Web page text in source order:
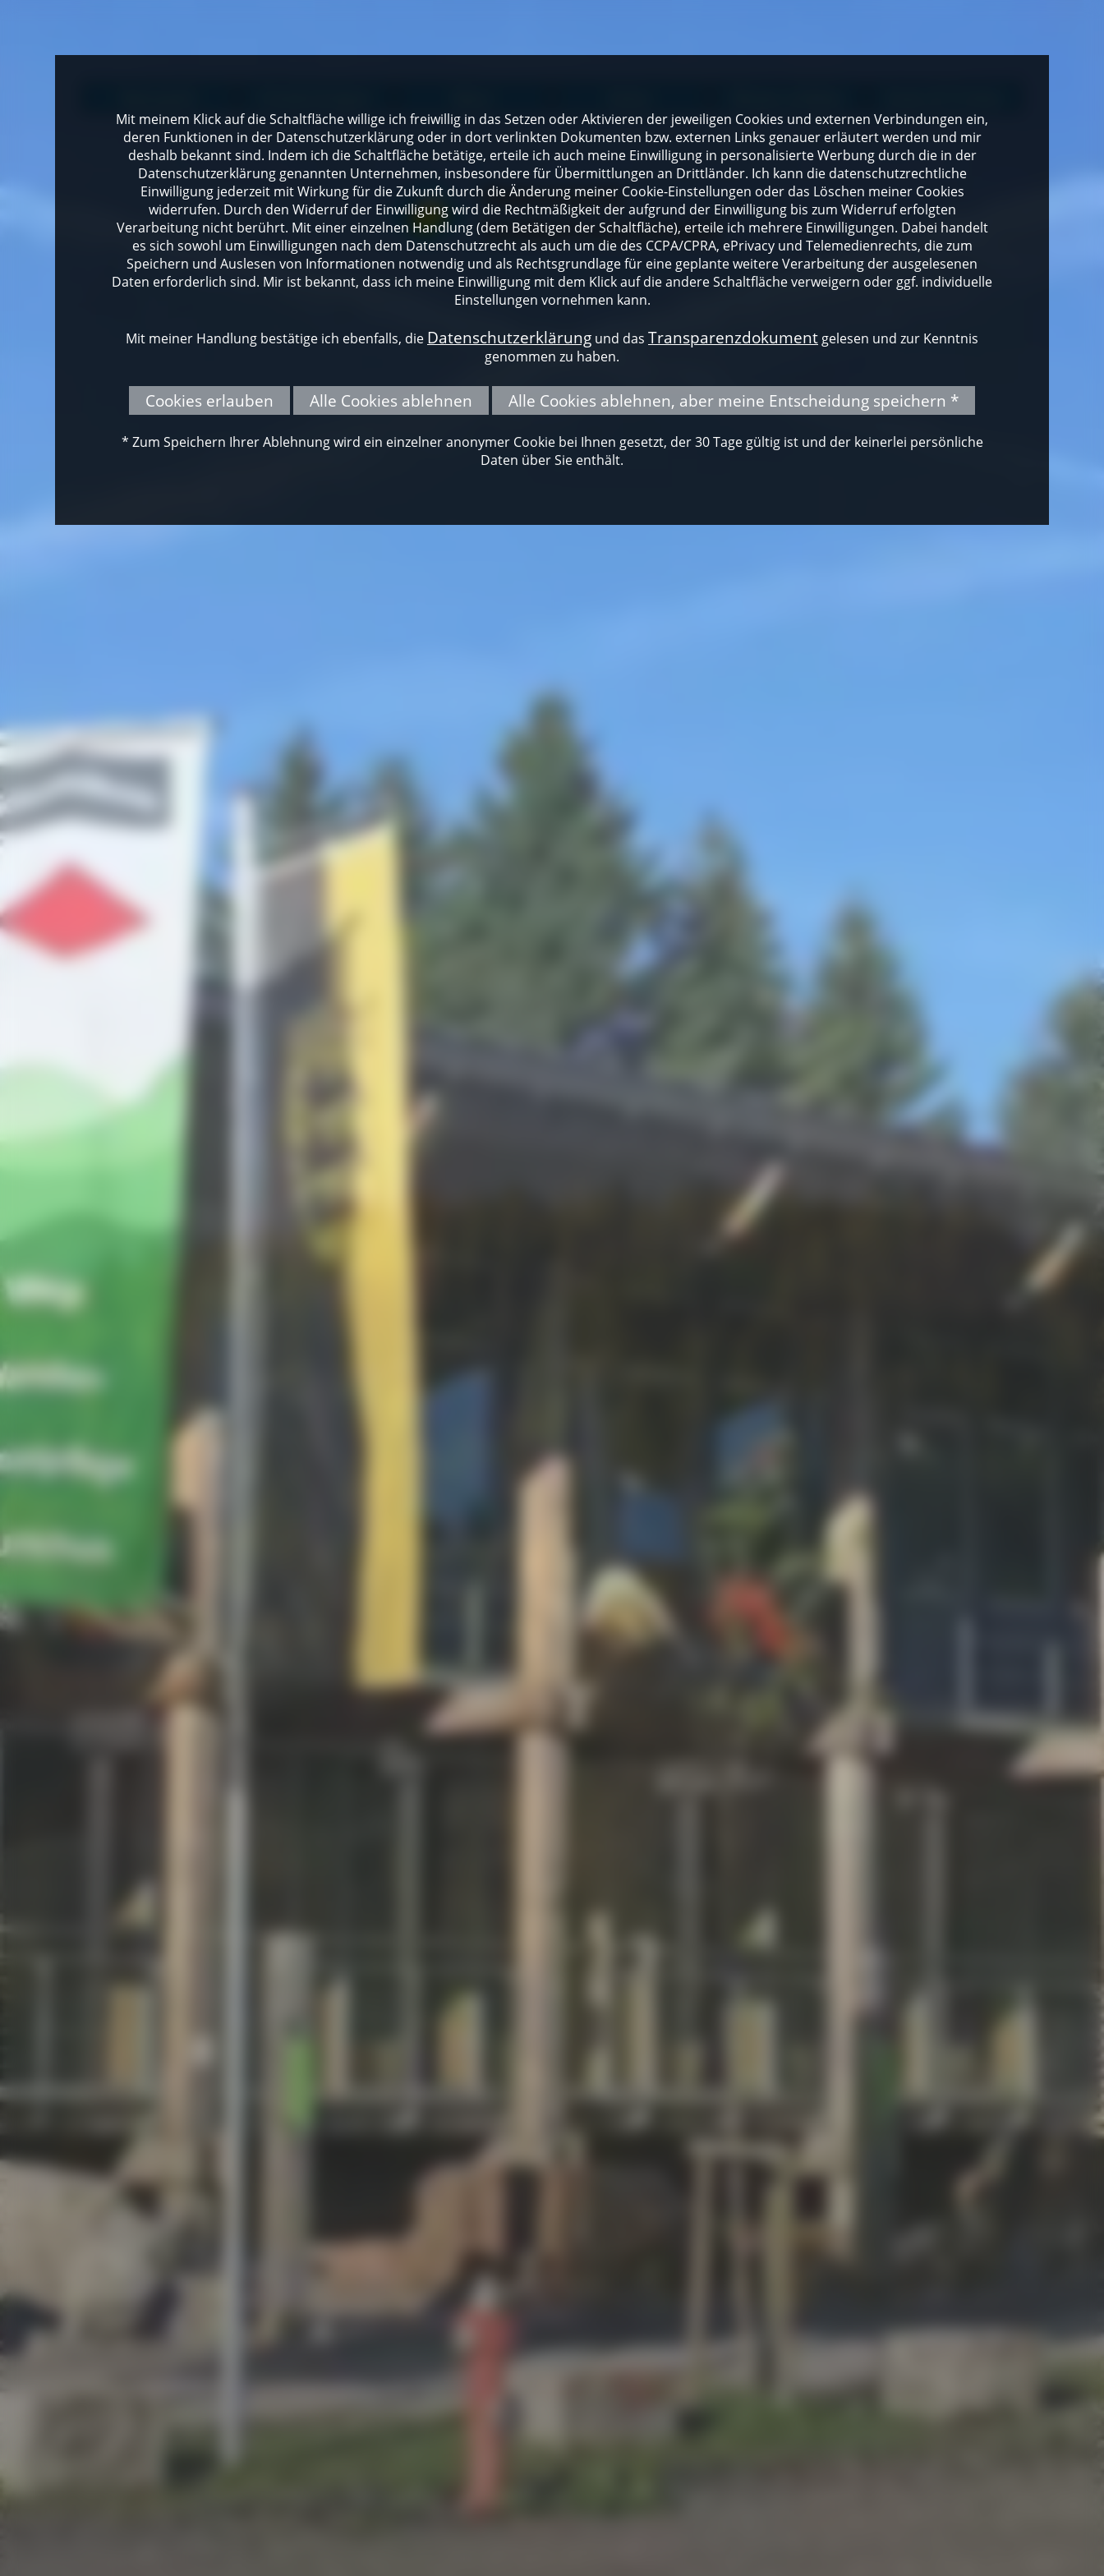
Mit meinem Klick auf die Schaltfläche willige ich freiwillig in das Setzen oder Aktivieren der jeweiligen Cookies und externen Verbindungen ein,
deren Funktionen in der Datenschutzerklärung oder in dort verlinkten Dokumenten bzw. externen Links genauer erläutert werden und mir
deshalb bekannt sind. Indem ich die Schaltfläche betätige, erteile ich auch meine Einwilligung in personalisierte Werbung durch die in der
Datenschutzerklärung genannten Unternehmen, insbesondere für Übermittlungen an Drittländer. Ich kann die datenschutzrechtliche
Einwilligung jederzeit mit Wirkung für die Zukunft durch die Änderung meiner Cookie-Einstellungen oder das Löschen meiner Cookies
widerrufen. Durch den Widerruf der Einwilligung wird die Rechtmäßigkeit der aufgrund der Einwilligung bis zum Widerruf erfolgten
Verarbeitung nicht berührt. Mit einer einzelnen Handlung (dem Betätigen der Schaltfläche), erteile ich mehrere Einwilligungen. Dabei handelt
es sich sowohl um Einwilligungen nach dem Datenschutzrecht als auch um die des CCPA/CPRA, ePrivacy und Telemedienrechts, die zum
Speichern und Auslesen von Informationen notwendig und als Rechtsgrundlage für eine geplante weitere Verarbeitung der ausgelesenen
Daten erforderlich sind. Mir ist bekannt, dass ich meine Einwilligung mit dem Klick auf die andere Schaltfläche verweigern oder ggf. individuelle
Einstellungen vornehmen kann.
Mit meiner Handlung bestätige ich ebenfalls, die Datenschutzerklärung und das Transparenzdokument gelesen und zur Kenntnis
genommen zu haben.
Cookies erlauben Alle Cookies ablehnen Alle Cookies ablehnen, aber meine Entscheidung speichern *
* Zum Speichern Ihrer Ablehnung wird ein einzelner anonymer Cookie bei Ihnen gesetzt, der 30 Tage gültig ist und der keinerlei persönliche
Daten über Sie enthält.